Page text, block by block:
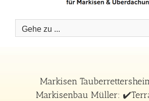
Gehe zu ...
Markisen
Markisenbau Müller: